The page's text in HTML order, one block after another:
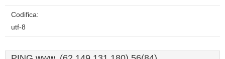
Codifica:
utf-8